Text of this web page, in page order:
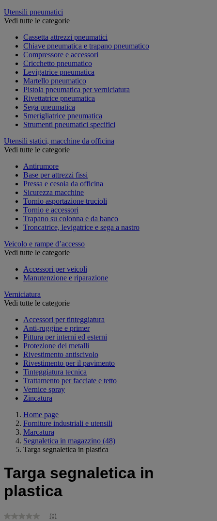
Utensili pneumatici
Vedi tutte le categorie
Cassetta attrezzi pneumatici
Chiave pneumatica e trapano pneumatico
Compressore e accessori
Cricchetto pneumatico
Levigatrice pneumatica
Martello pneumatico
Pistola pneumatica per verniciatura
Rivettatrice pneumatica
Sega pneumatica
Smerigliatrice pneumatica
Strumenti pneumatici specifici
Utensili statici, macchine da officina
Vedi tutte le categorie
Antirumore
Base per attrezzi fissi
Pressa e cesoia da officina
Sicurezza macchine
Tornio asportazione trucioli
Tornio e accessori
Trapano su colonna e da banco
Troncatrice, levigatrice e sega a nastro
Veicolo e rampe d’accesso
Vedi tutte le categorie
Accessori per veicoli
Manutenzione e riparazione
Verniciatura
Vedi tutte le categorie
Accessori per tinteggiatura
Anti-ruggine e primer
Pittura per interni ed esterni
Protezione dei metalli
Rivestimento antiscivolo
Rivestimento per il pavimento
Tinteggiatura tecnica
Trattamento per facciate e tetto
Vernice spray
Zincatura
Home page
Forniture industriali e utensili
Marcatura
Segnaletica in magazzino (48)
Targa segnaletica in plastica
Targa segnaletica in
plastica
(0)